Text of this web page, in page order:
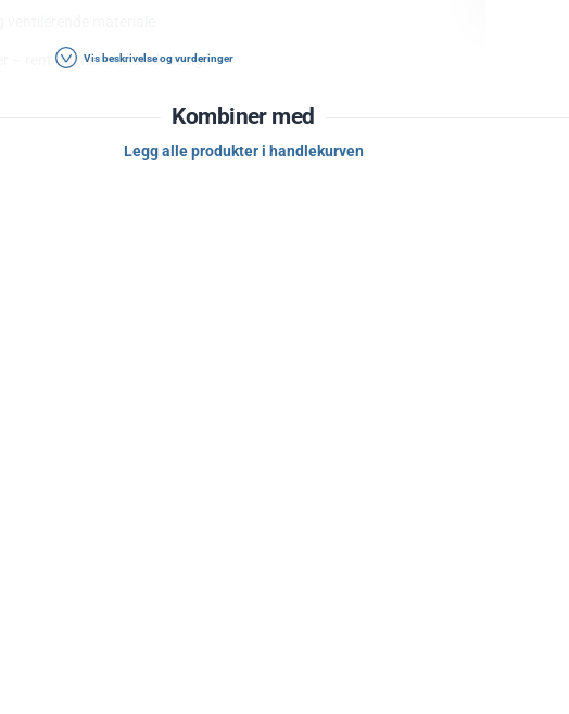
– rent og minimalistisk design
instruksjonene på plagget.
Vis beskrivelse og vurderinger
Kombiner med
Legg alle produkter i handlekurven